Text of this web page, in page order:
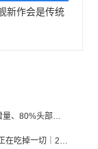
新作会是传统
游戏AI“账本”公开：500亿利润增量、80%头部入局，谁在闷声发财？
端游“复活”，出海狂飙，小游戏正在吃掉一切｜2026上半年产业报告